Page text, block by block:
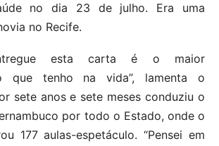
no dia 23 de julho. Era uma
no Recife.
esta carta é o maior
que tenho na vida”, lamenta o
sete anos e sete meses conduziu o
por todo o Estado, onde o
177 aulas-espetáculo. “Pensei em